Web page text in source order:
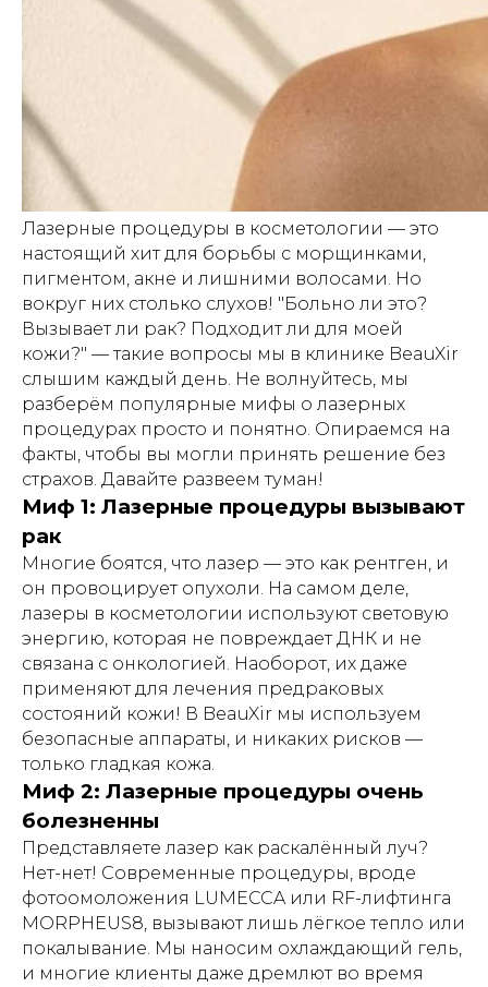
Лазерные процедуры в косметологии — это
настоящий хит для борьбы с морщинками,
пигментом, акне и лишними волосами. Но
вокруг них столько слухов! "Больно ли это?
Вызывает ли рак? Подходит ли для моей
кожи?" — такие вопросы мы в клинике BeauXir
слышим каждый день. Не волнуйтесь, мы
разберём популярные мифы о лазерных
процедурах просто и понятно. Опираемся на
факты, чтобы вы могли принять решение без
страхов. Давайте развеем туман!
Миф 1: Лазерные процедуры вызывают
рак
Многие боятся, что лазер — это как рентген, и
он провоцирует опухоли. На самом деле,
лазеры в косметологии используют световую
энергию, которая не повреждает ДНК и не
связана с онкологией. Наоборот, их даже
применяют для лечения предраковых
состояний кожи! В BeauXir мы используем
безопасные аппараты, и никаких рисков —
только гладкая кожа.
Миф 2: Лазерные процедуры очень
болезненны
Представляете лазер как раскалённый луч?
Нет-нет! Современные процедуры, вроде
фотоомоложения LUMECCA или RF-лифтинга
MORPHEUS8, вызывают лишь лёгкое тепло или
покалывание. Мы наносим охлаждающий гель,
и многие клиенты даже дремлют во время